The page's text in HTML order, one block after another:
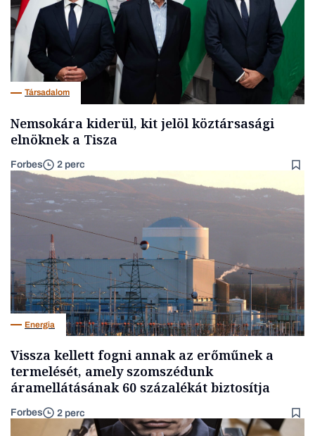
Társadalom
Nemsokára kiderül, kit jelöl köztársasági
elnöknek a Tisza
Forbes 2 perc
Energia
Vissza kellett fogni annak az erőműnek a
termelését, amely szomszédunk
áramellátásának 60 százalékát biztosítja
Forbes 2 perc